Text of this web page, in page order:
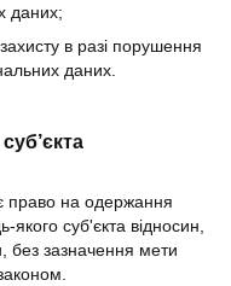
даних;
в разі порушення
даних.
право на одержання
суб'єкта відносин,
без зазначення мети